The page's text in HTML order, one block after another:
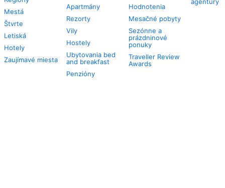
Mestá
Štvrte
Letiská
Hotely
Zaujímavé miesta
Apartmány
Rezorty
Vily
Hostely
Ubytovania bed
and breakfast
Penzióny
Hodnotenia
Mesačné pobyty
Sezónne a
prázdninové
ponuky
Traveller Review
Awards